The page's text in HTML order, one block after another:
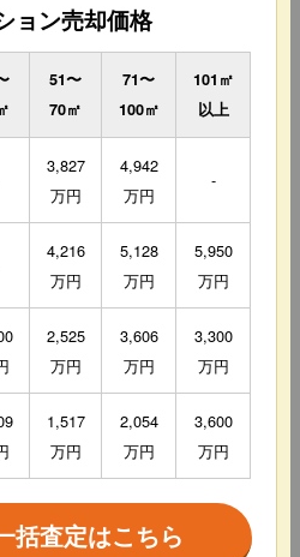
ョン売却価格
51〜
70㎡
71〜
100㎡
101㎡
以上
3,827
万円
4,942
万円
-
4,216
万円
5,128
万円
5,950
万円
2,525
万円
3,606
万円
3,300
万円
1,517
万円
2,054
万円
3,600
万円
括査定はこちら